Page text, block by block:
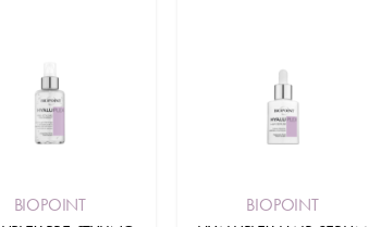
BIOPOINT
BIOPOINT